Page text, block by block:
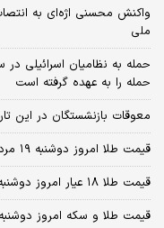
واکنش محسنی اژه‌ای به
ملی
حمله به نظامیان اسرائیلی
حمله را به عهده گرفته است
معوقات بازنشستگان در این
قیمت طلا امروز دوشنبه ۱۹ مرداد ۱۴۰۵/افت قیمت طلا
قیمت طلا ۱۸ عیار امروز دوشنبه ۱۹ مرداد ۱۴۰۵/کاهش قیمت طلا
قیمت طلا و سکه امروز دوشنبه ۱۹ مرداد ۱۴۰۵/کاهش قیمت طلا و سکه